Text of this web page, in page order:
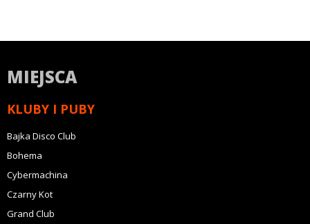
MIEJSCA
KLUBY I PUBY
Bajka Disco Club
Bohema
Cybermachina
Czarny Kot
Grand Club